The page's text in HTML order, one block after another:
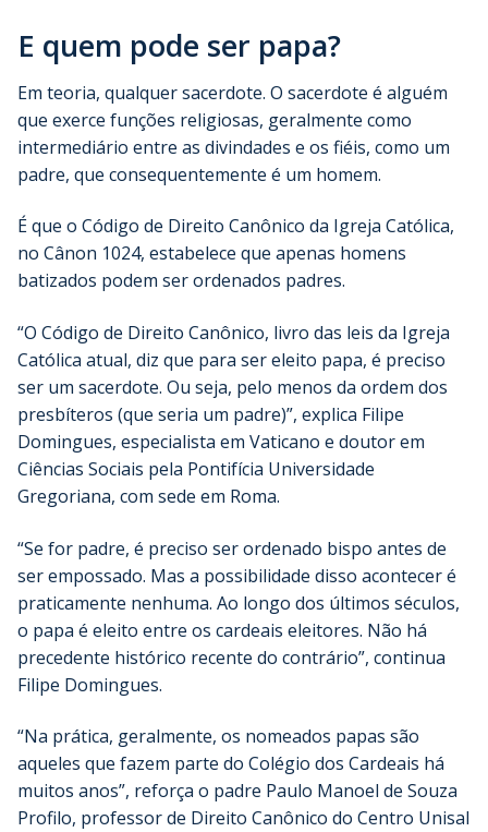
E quem pode ser papa?
Em teoria, qualquer sacerdote. O sacerdote é alguém
que exerce funções religiosas, geralmente como
intermediário entre as divindades e os fiéis, como um
padre, que consequentemente é um homem.
É que o Código de Direito Canônico da Igreja Católica,
no Cânon 1024, estabelece que apenas homens
batizados podem ser ordenados padres.
“O Código de Direito Canônico, livro das leis da Igreja
Católica atual, diz que para ser eleito papa, é preciso
ser um sacerdote. Ou seja, pelo menos da ordem dos
presbíteros (que seria um padre)”, explica Filipe
Domingues, especialista em Vaticano e doutor em
Ciências Sociais pela Pontifícia Universidade
Gregoriana, com sede em Roma.
“Se for padre, é preciso ser ordenado bispo antes de
ser empossado. Mas a possibilidade disso acontecer é
praticamente nenhuma. Ao longo dos últimos séculos,
o papa é eleito entre os cardeais eleitores. Não há
precedente histórico recente do contrário”, continua
Filipe Domingues.
“Na prática, geralmente, os nomeados papas são
aqueles que fazem parte do Colégio dos Cardeais há
muitos anos”, reforça o padre Paulo Manoel de Souza
Profilo, professor de Direito Canônico do Centro Unisal